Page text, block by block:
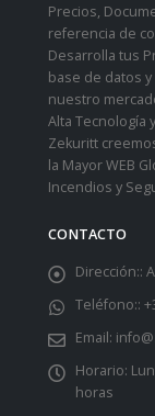
Precios,
referencia de
Desarrolla tus
base de datos
nuestro
Alta Tecnología
Zekuritt
la Mayor WEB
Incendios y
CONTACTO
Dirección::
Teléfono::
Email:
Horario:
horas